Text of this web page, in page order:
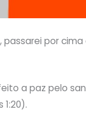
passarei por cima
a paz pelo
1:20).